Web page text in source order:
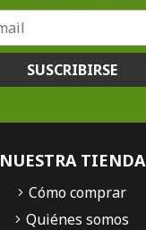
SUSCRIBIRSE
NUESTRA TIENDA
Cómo comprar
Quiénes somos